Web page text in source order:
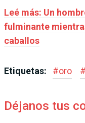
Leé más: Un
fulminante
caballos
Etiquetas: #oro #
Déjanos tus